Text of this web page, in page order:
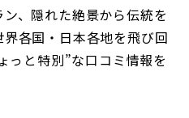
、隠れた絶景から伝統を
各国・日本各地を飛び回
っと特別”な口コミ情報を